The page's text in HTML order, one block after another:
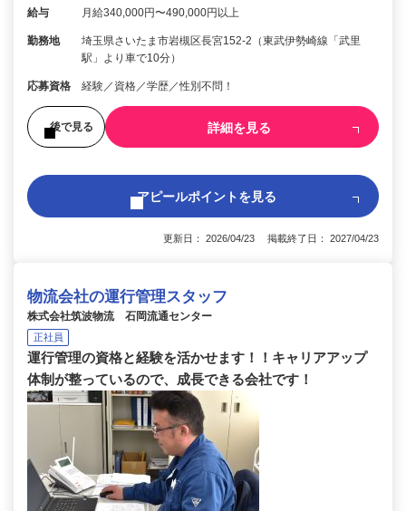
給与 月給340,000円〜490,000円以上
勤務地
埼玉県さいたま市岩槻区長宮152-2（東武伊勢崎線「武里
駅」より車で10分）
応募資格 経験／資格／学歴／性別不問！
後で見る 詳細を見る
アピールポイントを見る
更新日： 2026/04/23 掲載終了日： 2027/04/23
物流会社の運行管理スタッフ
株式会社筑波物流 石岡流通センター
正社員
運行管理の資格と経験を活かせます！！キャリアアップ
体制が整っているので、成長できる会社です！